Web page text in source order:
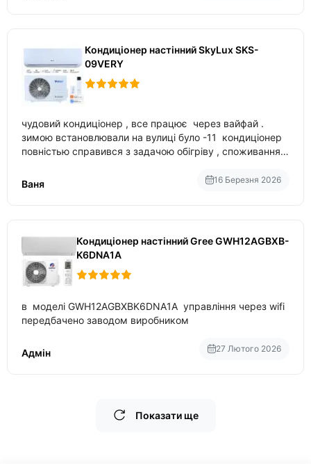
Кондиціонер настінний SkyLux SKS-
09VERY
чудовий кондиціонер , все працює через вайфай .
зимою встановлювали на вулиці було -11 кондиціонер
повністью справився з задачою обігріву , споживання
температури
Ваня 16 Березня 2026
Кондиціонер настінний Gree GWH12AGBXB-
K6DNA1A
в моделі GWH12AGBXBK6DNA1A управління через wifi
передбачено заводом виробником
Адмін 27 Лютого 2026
Показати ще